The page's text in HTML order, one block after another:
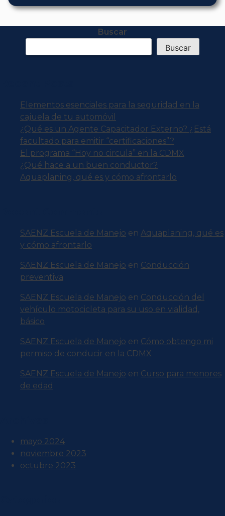
Buscar
Buscar
Elementos esenciales para la seguridad en la
cajuela de tu automóvil
¿Qué es un Agente Capacitador Externo? ¿Está
facultado para emitir “certificaciones”?
El programa “Hoy no circula” en la CDMX
¿Qué hace a un buen conductor?
Aquaplaning, qué es y cómo afrontarlo
SAENZ Escuela de Manejo en Aquaplaning, qué es
y cómo afrontarlo
SAENZ Escuela de Manejo en Conducción
preventiva
SAENZ Escuela de Manejo en Conducción del
vehículo motocicleta para su uso en vialidad,
básico
SAENZ Escuela de Manejo en Cómo obtengo mi
permiso de conducir en la CDMX
SAENZ Escuela de Manejo en Curso para menores
de edad
mayo 2024
noviembre 2023
octubre 2023